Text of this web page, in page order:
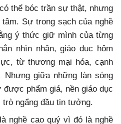
thể bóc trần sự thật, nhưng
Sự trong sạch của nghề
ý thức giữ mình của từng
nhìn nhận, giáo dục hôm
từ thương mại hóa, cạnh
giữa những làn sóng
phẩm giá, nền giáo dục
ngẩng đầu tin tưởng.
nghề cao quý vì đó là nghề